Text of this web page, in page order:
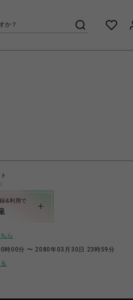
&利用で
ら
時00分 〜 2080年03月30日 23時59分